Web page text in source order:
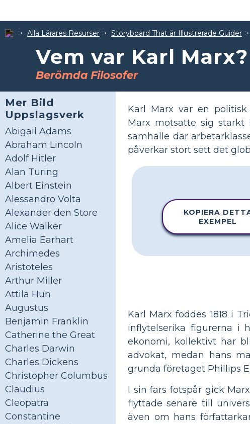
Alla Lärares Resurser Storyboard That är Illustrerade Guider
Vem var Karl Marx?
Berömda Filosofer
Mer Bild
Uppslagsverk
Abigail Adams
Abraham Lincoln
Adolf Hitler
Alan Turing
Albert Einstein
Alessandro Volta
Alexander den Store
Alice Walker
Amelia Earhart
Archimedes
Aristoteles
Arthur Miller
Attila Hun
Augustus
Benjamin Franklin
Catherine the Great
Charles Darwin
Charles Dickens
Christopher Columbus
Claudius
Cleopatra
Constantine
Karl Marx var en
Marx motsatte sig
samhälle där
påverkar stort sett det
KOPIERA
EXEMPEL
Karl Marx föddes 1818 i
inflytelserika figurerna i
ekonomi, kollektivt har
advokat, medan hans
grunda företaget Phillips
I sin fars fotspår gick
flyttade senare till
även om hans